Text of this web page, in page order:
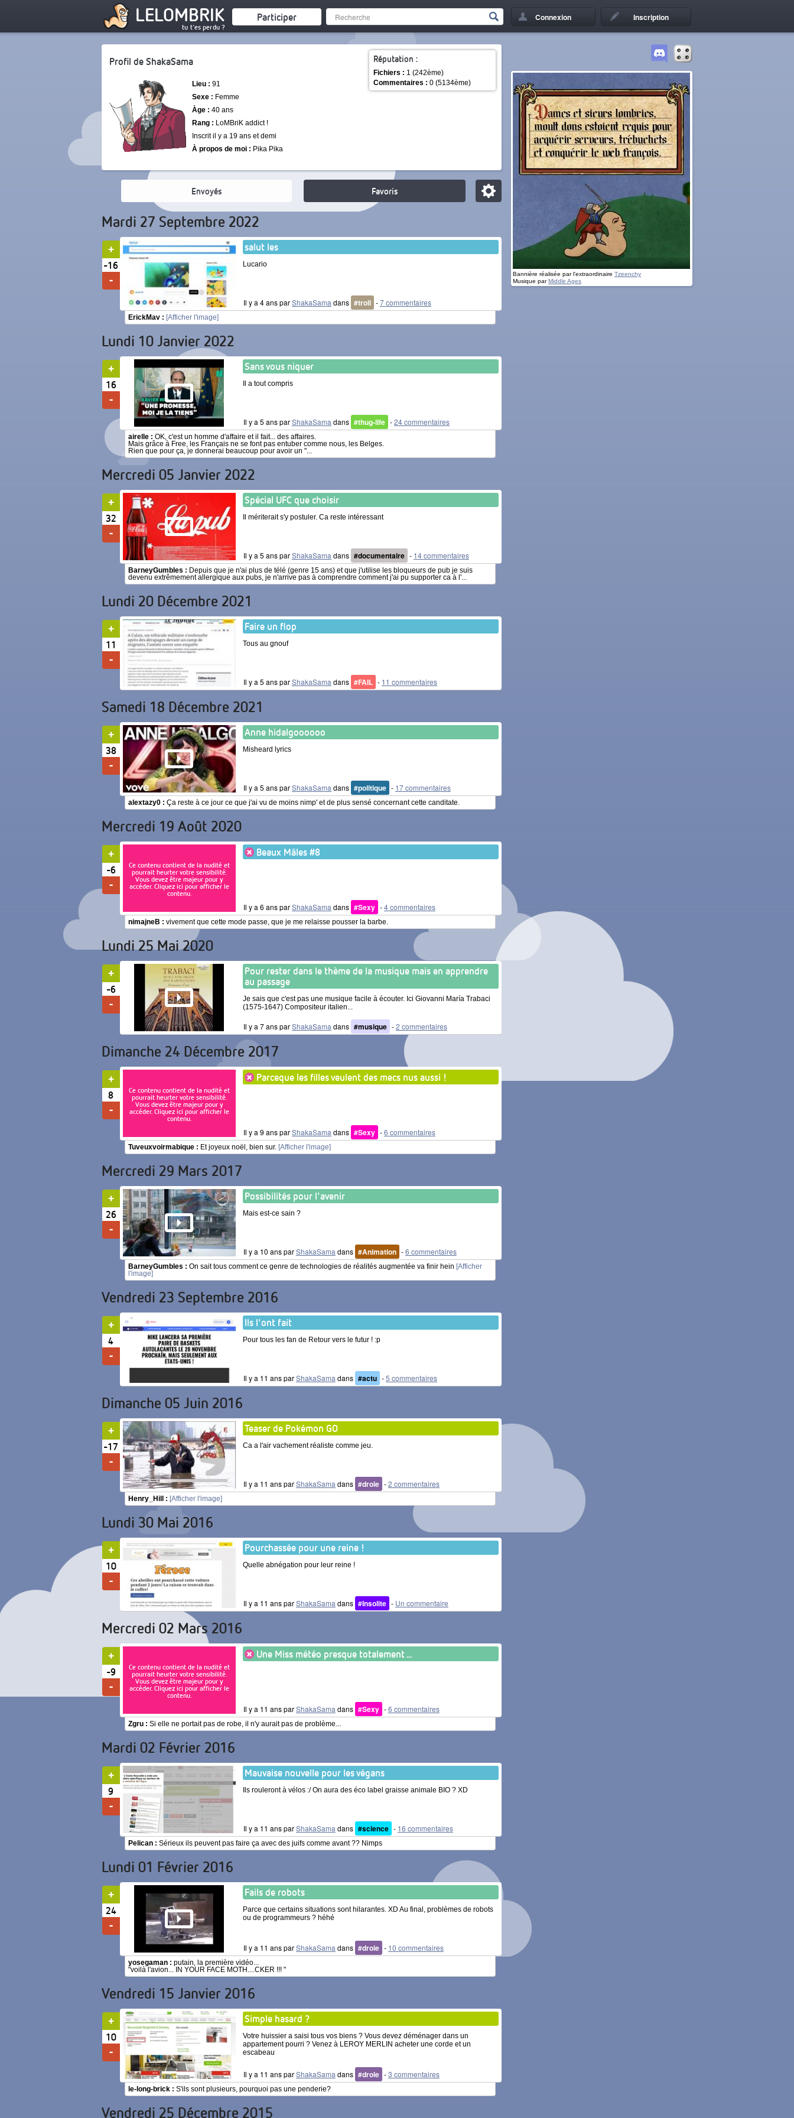
LELOMBRIK
tu t'es perdu ?
Participer Connexion Inscription
Bannière réalisée par l'extraordinaire Tzeenchy
Musique parMiddle Ages
Réputation :
Fichiers : 1 (242ème)
Commentaires : 0 (5134ème)
Profil de ShakaSama
Lieu : 91
Sexe : Femme
Àge : 40 ans
Rang : LoMBriK addict !
Inscrit il y a 19 ans et demi
À propos de moi : Pika Pika
Envoyés Favoris
Mardi 27 Septembre 2022
salut les
Lucario
Il y a 4 ans parShakaSama dans #troll -7 commentaires
-16
ErickMav : [Afficher l'image]
Lundi 10 Janvier 2022
Sans vous niquer
Il a tout compris
Il y a 5 ans parShakaSama dans #thug-life -24 commentaires
16
airelle : OK, c'est un homme d'affaire et il fait... des affaires.
Mais grâce à Free, les Français ne se font pas entuber comme nous, les Belges.
Rien que pour ça, je donnerai beaucoup pour avoir un "...
Mercredi 05 Janvier 2022
Spécial UFC que choisir
Il mériterait s'y postuler. Ca reste intéressant
Il y a 5 ans parShakaSama dans #documentaire - 14 commentaires
32
BarneyGumbles : Depuis que je n'ai plus de télé (genre 15 ans) et que j'utilise les bloqueurs de pub je suis
devenu extrêmement allergique aux pubs, je n'arrive pas à comprendre comment j'ai pu supporter ca à l'...
Lundi 20 Décembre 2021
Faire un flop
Tous au gnouf
Il y a 5 ans parShakaSama dans #FAIL - 11 commentaires
11
Samedi 18 Décembre 2021
Anne hidalgoooooo
Misheard lyrics
Il y a 5 ans parShakaSama dans #politique - 17 commentaires
38
alextazy0 : Ça reste à ce jour ce que j'ai vu de moins nimp' et de plus sensé concernant cette canditate.
Mercredi 19 Août 2020
Ce contenu contient de la nudité et
pourrait heurter votre sensibilité.
Vous devez être majeur pour y
accéder. Cliquez ici pour afficher le
contenu.
Beaux Mâles #8
Il y a 6 ans parShakaSama dans #Sexy -4 commentaires
-6
nimajneB : vivement que cette mode passe, que je me relaisse pousser la barbe.
Lundi 25 Mai 2020
Pour rester dans le thème de la musique mais en apprendre
au passage
Je sais que c'est pas une musique facile à écouter. Ici Giovanni María Trabaci
(1575-1647) Compositeur italien...
Il y a 7 ans parShakaSama dans #musique -2 commentaires
-6
Dimanche 24 Décembre 2017
Ce contenu contient de la nudité et
pourrait heurter votre sensibilité.
Vous devez être majeur pour y
accéder. Cliquez ici pour afficher le
contenu.
Parceque les filles veulent des mecs nus aussi !
Il y a 9 ans parShakaSama dans #Sexy -6 commentaires
8
Tuveuxvoirmabique : Et joyeux noël, bien sur. [Afficher l'image]
Mercredi 29 Mars 2017
Possibilités pour l'avenir
Mais est-ce sain ?
Il y a 10 ans parShakaSama dans #Animation -6 commentaires
26
BarneyGumbles : On sait tous comment ce genre de technologies de réalités augmentée va finir hein [Afficher
l'image]
Vendredi 23 Septembre 2016
Ils l'ont fait
Pour tous les fan de Retour vers le futur ! :p
Il y a 11 ans parShakaSama dans #actu -5 commentaires
4
Dimanche 05 Juin 2016
Teaser de Pokémon GO
Ca a l'air vachement réaliste comme jeu.
Il y a 11 ans parShakaSama dans #drole -2 commentaires
-17
Henry_Hill : [Afficher l'image]
Lundi 30 Mai 2016
Pourchassée pour une reine !
Quelle abnégation pour leur reine !
Il y a 11 ans parShakaSama dans #Insolite - Un commentaire
10
Mercredi 02 Mars 2016
Ce contenu contient de la nudité et
pourrait heurter votre sensibilité.
Vous devez être majeur pour y
accéder. Cliquez ici pour afficher le
contenu.
Une Miss météo presque totalement ...
Il y a 11 ans parShakaSama dans #Sexy -6 commentaires
-9
Zgru : Si elle ne portait pas de robe, il n'y aurait pas de problème...
Mardi 02 Février 2016
Mauvaise nouvelle pour les végans
Ils rouleront à vélos :/ On aura des éco label graisse animale BIO ? XD
Il y a 11 ans parShakaSama dans #science - 16 commentaires
9
Pelican : Sérieux ils peuvent pas faire ça avec des juifs comme avant ?? Nimps
Lundi 01 Février 2016
Fails de robots
Parce que certains situations sont hilarantes. XD Au final, problèmes de robots
ou de programmeurs ? héhé
Il y a 11 ans parShakaSama dans #drole - 10 commentaires
24
yosegaman : putain, la première vidéo...
"voilà l'avion... IN YOUR FACE MOTH....CKER !!! "
Vendredi 15 Janvier 2016
Simple hasard ?
Votre huissier a saisi tous vos biens ? Vous devez déménager dans un
appartement pourri ? Venez à LEROY MERLIN acheter une corde et un
escabeau
Il y a 11 ans parShakaSama dans #drole -3 commentaires
10
le-long-brick : S'ils sont plusieurs, pourquoi pas une penderie?
Vendredi 25 Décembre 2015